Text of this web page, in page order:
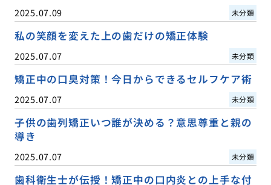
2025.07.09 未分類
私の笑顔を変えた上の歯だけの矯正体験
2025.07.07 未分類
矯正中の口臭対策！今日からできるセルフケア術
2025.07.07 未分類
子供の歯列矯正いつ誰が決める？意思尊重と親の
導き
2025.07.07 未分類
歯科衛生士が伝授！矯正中の口内炎との上手な付